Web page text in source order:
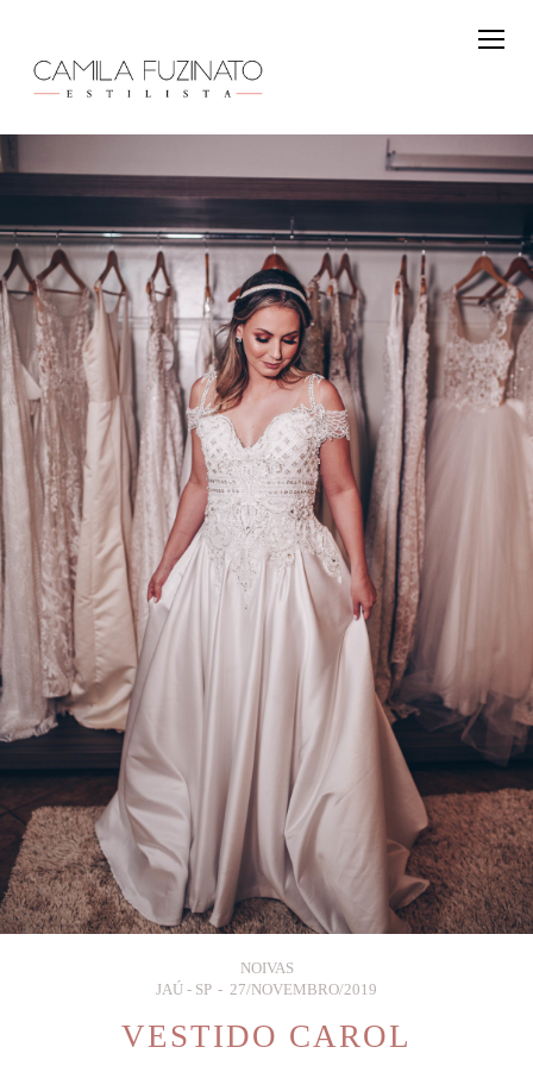
NOIVAS
JAÚ - SP
27/NOVEMBRO/2019
VESTIDO CAROL